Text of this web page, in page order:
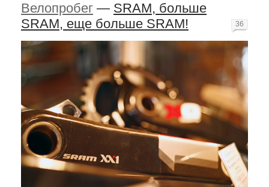
Велопробег — SRAM, больше
SRAM, еще больше SRAM!
36